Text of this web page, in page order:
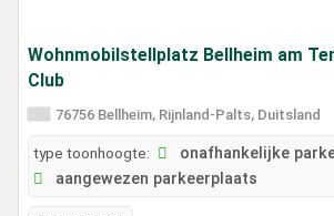
Wohnmobilstellplatz Bellheim am
Club
76756 Bellheim, Rijnland-Palts, Duitsland
type toonhoogte:
onafhankelijke
aangewezen parkeerplaats